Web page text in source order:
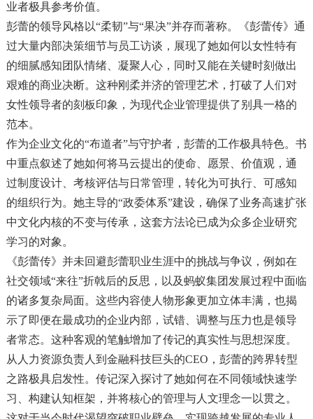
业者极具参考价值。
彭蕾的领导风格以“柔韧”与“果决”并存而著称。《彭蕾传》通
过大量内部决策细节与员工访谈，展现了她如何以女性特有
的细腻感知团队情绪、凝聚人心，同时又能在关键时刻做出
艰难的商业决断。这种刚柔并济的管理艺术，打破了人们对
女性领导者的刻板印象，为现代企业管理提供了别具一格的
范本。
作为企业文化的“布道者”与守护者，彭蕾的工作极具特色。书
中重点叙述了她如何将马云提出的使命、愿景、价值观，通
过制度设计、考核评估与日常管理，转化为可执行、可感知
的组织行为。她主导的“政委体系”建设，确保了业务高速扩张
中文化内核的不变与传承，这套方法论已成为众多企业研究
学习的对象。
《彭蕾传》并未回避彭蕾职业生涯中的挑战与争议，例如在
社交领域“来往”折戟后的反思，以及蚂蚁集团发展过程中面临
的诸多复杂局面。这些内容使人物形象更加立体丰满，也揭
示了即便在最成功的企业内部，试错、调整与压力也是领导
者常态。这种客观的笔触增加了传记的真实性与思想深度。
从人力资源负责人到金融科技巨头的CEO，彭蕾的跨界转型
之路极具启发性。传记深入探讨了她如何在不同领域快速学
习、构建认知框架，并将核心的管理与人文理念一以贯之。